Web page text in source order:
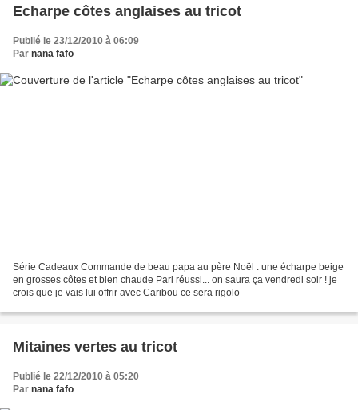
Echarpe côtes anglaises au tricot
Publié le 23/12/2010 à 06:09
Par nana fafo
Série Cadeaux Commande de beau papa au père Noël : une écharpe beige
en grosses côtes et bien chaude Pari réussi... on saura ça vendredi soir ! je
crois que je vais lui offrir avec Caribou ce sera rigolo
Mitaines vertes au tricot
Publié le 22/12/2010 à 05:20
Par nana fafo